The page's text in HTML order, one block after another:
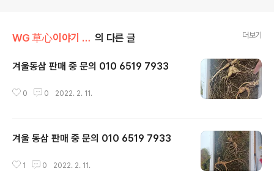
WG 草心이야기 011 의 다른 글 더보기
겨울동삼 판매 중 문의 010 6519 7933
0 0 2022. 2. 11.
겨울 동삼 판매 중 문의 010 6519 7933
1 0 2022. 2. 11.